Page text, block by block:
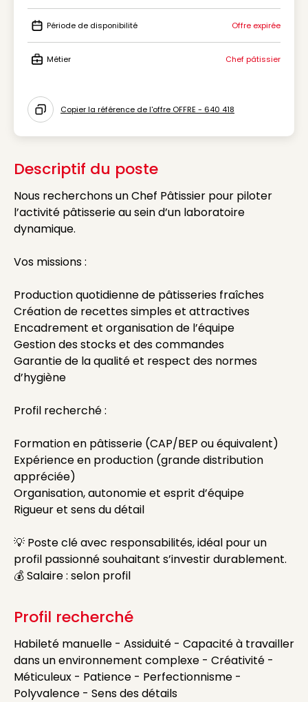
Icon Salaire
Icon Période de disponibilité
Période de disponibilité Offre expirée
Métier Chef pâtissier
Icon copy to clipboard
Copier la référence de l'offre OFFRE - 640 418
Descriptif du poste
Nous recherchons un Chef Pâtissier pour piloter
l’activité pâtisserie au sein d’un laboratoire
dynamique.
Vos missions :
Production quotidienne de pâtisseries fraîches
Création de recettes simples et attractives
Encadrement et organisation de l’équipe
Gestion des stocks et des commandes
Garantie de la qualité et respect des normes
d’hygiène
Profil recherché :
Formation en pâtisserie (CAP/BEP ou équivalent)
Expérience en production (grande distribution
appréciée)
Organisation, autonomie et esprit d’équipe
Rigueur et sens du détail
💡 Poste clé avec responsabilités, idéal pour un
profil passionné souhaitant s’investir durablement.
💰 Salaire : selon profil
Profil recherché
Habileté manuelle - Assiduité - Capacité à travailler
dans un environnement complexe - Créativité -
Méticuleux - Patience - Perfectionnisme -
Polyvalence - Sens des détails